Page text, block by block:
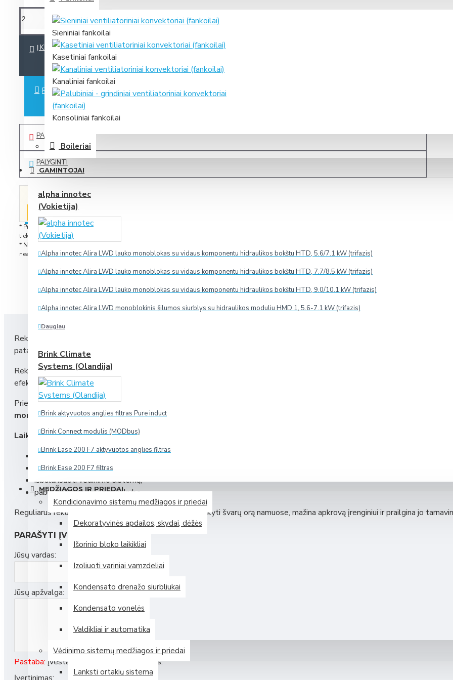
Sieniniai fankoilai
Kasetiniai fankoilai
Kanaliniai fankoilai
Konsoliniai fankoilai
Boileriai
GAMINTOJAI
alpha innotec
(Vokietija)
Alpha innotec Alira LWD lauko monoblokas su vidaus komponentu hidraulikos bokštu HTD, 5.6/7.1 kW (trifazis)
Alpha innotec Alira LWD lauko monoblokas su vidaus komponentu hidraulikos bokštu HTD, 7.7/8.5 kW (trifazis)
Alpha innotec Alira LWD lauko monoblokas su vidaus komponentu hidraulikos bokštu HTD, 9.0/10.1 kW (trifazis)
Alpha innotec Alira LWD monoblokinis šilumos siurblys su hidraulikos moduliu HMD 1, 5.6-7.1 kW (trifazis)
Daugiau
Brink Climate
Systems (Olandija)
Brink aktyvuotos anglies filtras Pure induct
Brink Connect modulis (MODbus)
Brink Ease 200 F7 aktyvuotos anglies filtras
Brink Ease 200 F7 filtras
Daugiau
Zehnder (Vokietija)
Mini rekuperatorius Zehnder ComfoAir 70
Mini rekuperatorius Zehnder ComfoSpot 50
Plokštelinis entalpinis rekuperatorius Zehnder ComfoAir 375 ERV (su tenu)
Plokštelinis entalpinis rekuperatorius Zehnder ComfoAir Flex 350 ERV (integruotas LAN modulis)
Samsung (P. Korėja)
MEDŽIAGOS IR PRIEDAI
Kondicionavimo sistemų medžiagos ir priedai
Dekoratyvinės apdailos, skydai, dėžės
Išorinio bloko laikikliai
Izoliuoti variniai vamzdeliai
Kondensato drenažo siurbliukai
Kondensato vonelės
Valdikliai ir automatika
Vėdinimo sistemų medžiagos ir priedai
Lanksti ortakių sistema
Į KREPŠELĮ
PIRKTI IŠ KARTO
PAGEIDAUTI
PALYGINTI
RADOTE
PIGIAU?
Spauskite čia, ir mes Jums greičiausiai
* Prekes, esančias sandėlyje, pristatome per 2-5 darbo dienas nuo užsakymo pateikimo. Jeigu užsakymo metu prekių sandėlyje nėra, jų
tiekimas iš gamyklos įprastai užtrunka 1-2 savaites, o išskirtiniais atvejais iki 4-6 savaičių.
* Nuotraukose matomi priedai nebūtinai yra prekės komplektacijoje. Pavaizduotos spalvos dėl skirtingų ekranų charakteristikų gali
neatitikti tikrosios.
REKUPERATORIAUS FILTRŲ KEITIMAS
Rekuperatoriaus filtrus rekomenduojama keisti, kai vėdinimo įrenginio indikatorius praneša apie filtro užsiteršimą. Siekiant
patalpų oro kokybę,rekuperatoriaus filtrus būtina keisti bent 2 kartus per metus
Rekuperatoriaus filtras yravienkartinis gaminys
efektyvumą.
Prieš keičiant filtrus rekomenduojama
montavimo vietą.
Laiku nekeičiami rekuperatoriaus filtrai gali:
padidinti elektros energijos sąnaudas,
sukelti didesnį vėdinimo įrenginio triukšmą,
išbalansuoti vėdinimo sistemą,
pabloginti patalpų oro kokybę.
Reguliarus rekuperatoriaus filtrų keitimas padeda palaikyti švarų orą namuose, mažina apkrovą įrenginiui ir prailgina jo
PARAŠYTI ĮVERTINIMĄ
Jūsų vardas:
Jūsų apžvalga:
Pastaba: Įvestas tekstas nebus išverstas.